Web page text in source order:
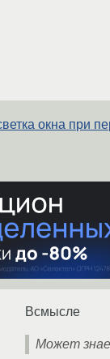
окна при
Всмысле
Может